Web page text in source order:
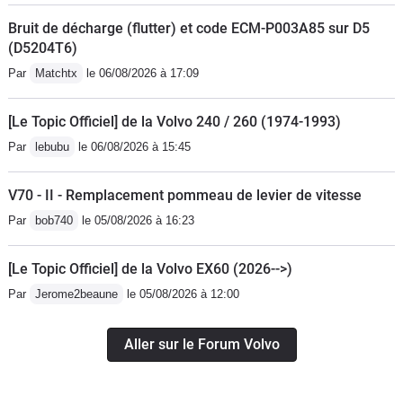
Bruit de décharge (flutter) et code ECM-P003A85 sur D5
(D5204T6)
Par Matchtx le 06/08/2026 à 17:09
[Le Topic Officiel] de la Volvo 240 / 260 (1974-1993)
Par lebubu le 06/08/2026 à 15:45
V70 - II - Remplacement pommeau de levier de vitesse
Par bob740 le 05/08/2026 à 16:23
[Le Topic Officiel] de la Volvo EX60 (2026-->)
Par Jerome2beaune le 05/08/2026 à 12:00
Aller sur le Forum Volvo